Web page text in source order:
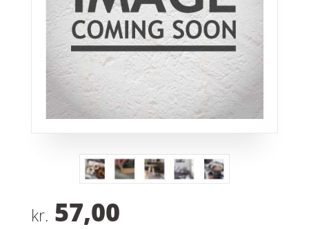
kr. 57,00